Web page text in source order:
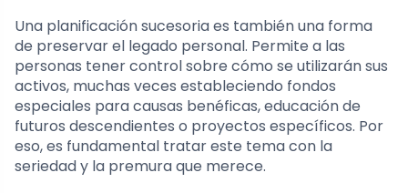
Una planificación sucesoria es también una forma
de preservar el legado personal. Permite a las
personas tener control sobre cómo se utilizarán sus
activos, muchas veces estableciendo fondos
especiales para causas benéficas, educación de
futuros descendientes o proyectos específicos. Por
eso, es fundamental tratar este tema con la
seriedad y la premura que merece.